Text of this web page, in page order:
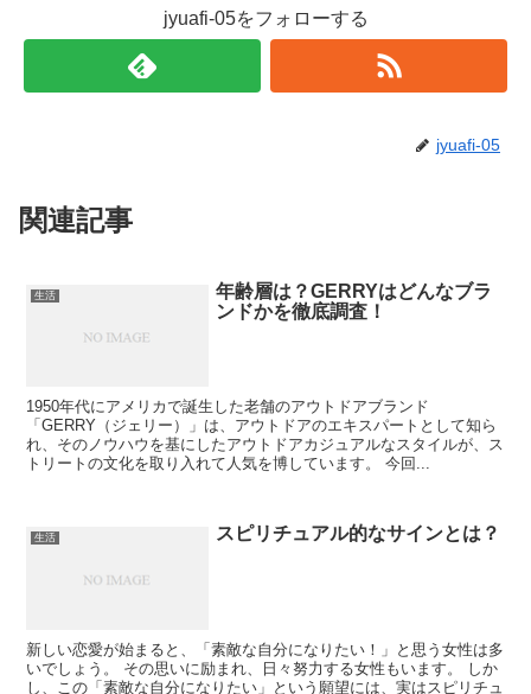
jyuafi-05をフォローする
jyuafi-05
関連記事
生活
年齢層は？GERRYはどんなブラ
ンドかを徹底調査！
1950年代にアメリカで誕生した老舗のアウトドアブランド
「GERRY（ジェリー）」は、アウトドアのエキスパートとして知ら
れ、そのノウハウを基にしたアウトドアカジュアルなスタイルが、ス
トリートの文化を取り入れて人気を博しています。 今回...
生活 スピリチュアル的なサインとは？
新しい恋愛が始まると、「素敵な自分になりたい！」と思う女性は多
いでしょう。 その思いに励まれ、日々努力する女性もいます。 しか
し、この「素敵な自分になりたい」という願望には、実はスピリチュ